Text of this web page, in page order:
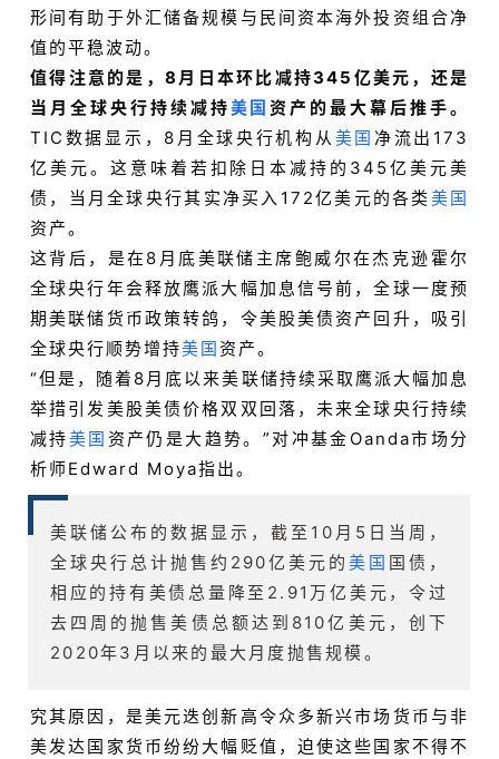
形间有助于外汇储备规模与民间资本海外投资组合净
值的平稳波动。
值得注意的是，8月日本环比减持345亿美元，还是
当月全球央行持续减持美国资产的最大幕后推手。
TIC数据显示，8月全球央行机构从 美国 净流出173
亿美元。这意味着若扣除日本减持的345亿美元美
债，当月全球央行其实净买入172亿美元的各类 美国
资产。
这背后，是在8月底美联储主席鲍威尔在杰克逊霍尔
全球央行年会释放鹰派大幅加息信号前，全球一度预
期美联储货币政策转鸽，令美股美债资产回升，吸引
全球央行顺势增持美国 资产。
“但是，随着8月底以来美联储持续采取鹰派大幅加息
举措引发美股美债价格双双回落，未来全球央行持续
减持美国 资产仍是大趋势。”对冲基金Oanda市场分
析师Edward Moya指出。
美联储公布的数据显示，截至10月5日当周，
全球央行总计抛售约290亿美元的 美国 国债，
相应的持有美债总量降至2.91万亿美元，令过
去四周的抛售美债总额达到810亿美元，创下
2020年3月以来的最大月度抛售规模。
究其原因，是美元迭创新高令众多新兴市场货币与非
美发达国家货币纷纷大幅贬值，迫使这些国家不得不